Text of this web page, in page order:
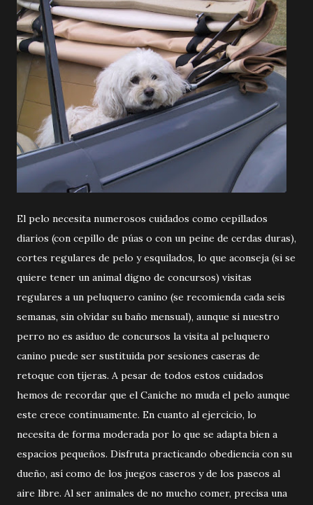
El pelo necesita numerosos cuidados como cepillados
diarios (con cepillo de púas o con un peine de cerdas duras),
cortes regulares de pelo y esquilados, lo que aconseja (si se
quiere tener un animal digno de concursos) visitas
regulares a un peluquero canino (se recomienda cada seis
semanas, sin olvidar su baño mensual), aunque si nuestro
perro no es asiduo de concursos la visita al peluquero
canino puede ser sustituida por sesiones caseras de
retoque con tijeras. A pesar de todos estos cuidados
hemos de recordar que el Caniche no muda el pelo aunque
este crece continuamente. En cuanto al ejercicio, lo
necesita de forma moderada por lo que se adapta bien a
espacios pequeños. Disfruta practicando obediencia con su
dueño, así como de los juegos caseros y de los paseos al
aire libre. Al ser animales de no mucho comer, precisa una